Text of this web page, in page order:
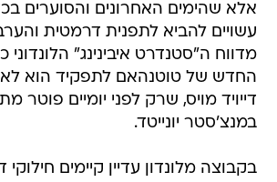
אלא שהימים האחרונים והסוערים
עשויים להביא לתפנית דרמטית
מדווח ה"סטנדרט איבינינג" הלונדוני
החדש של טוטנהאם לתפקיד הוא
דייויד מויס, שרק לפני יומיים פוטר
במנצ'סטר יונייטד.
בקבוצה מלונדון עדיין קיימים חילוקי